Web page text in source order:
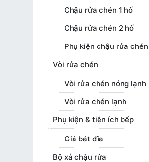
Chậu rửa chén 1 hố
Chậu rửa chén 2 hố
Phụ kiện chậu rửa chén
Vòi rửa chén
Vòi rửa chén nóng lạnh
Vòi rửa chén lạnh
Phụ kiện & tiện ích bếp
Giá bát đĩa
Bộ xả chậu rửa